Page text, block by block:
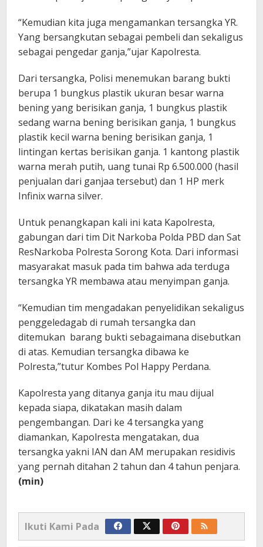
“Kemudian kita juga mengamankan tersangka YR.
Yang bersangkutan sebagai pembeli dan sekaligus
sebagai pengedar ganja,”ujar Kapolresta.
Dari tersangka, Polisi menemukan barang bukti
berupa 1 bungkus plastik ukuran besar warna
bening yang berisikan ganja, 1 bungkus plastik
sedang warna bening berisikan ganja, 1 bungkus
plastik kecil warna bening berisikan ganja, 1
lintingan kertas berisikan ganja. 1 kantong plastik
warna merah putih, uang tunai Rp 6.500.000 (hasil
penjualan dari ganjaa tersebut) dan 1 HP merk
Infinix warna silver.
Untuk penangkapan kali ini kata Kapolresta,
gabungan dari tim Dit Narkoba Polda PBD dan Sat
ResNarkoba Polresta Sorong Kota. Dari informasi
masyarakat masuk pada tim bahwa ada terduga
tersangka YR membawa atau menyimpan ganja.
“Kemudian tim mengadakan penyelidikan sekaligus
penggeledagab di rumah tersangka dan
ditemukan barang bukti sebagaimana disebutkan
di atas. Kemudian tersangka dibawa ke
Polresta,”tutur Kombes Pol Happy Perdana.
Kapolresta yang ditanya ganja itu mau dijual
kepada siapa, dikatakan masih dalam
pengembangan. Dari ke 4 tersangka yang
diamankan, Kapolresta mengatakan, dua
tersangka yakni IAN dan AM merupakan residivis
yang pernah ditahan 2 tahun dan 4 tahun penjara.
(min)
Ikuti Kami Pada